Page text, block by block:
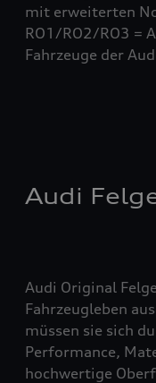
mit erweiterten
RO1/RO2/RO3 =
Fahrzeuge der
Audi
Audi Original
Fahrzeugleben
müssen sie sich
Performance,
hochwertige